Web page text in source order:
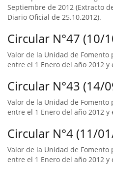
Septiembre de 2012 (Extracto
Diario Oficial de 25.10.2012).
Circular N°47 (10/
Valor de la Unidad de
entre el 1 Enero del año 2012
Circular N°43 (14/
Valor de la Unidad de
entre el 1 Enero del año 2012 y
Circular N°4 (11/
Valor de la Unidad de
entre el 1 Enero del año 2012 y